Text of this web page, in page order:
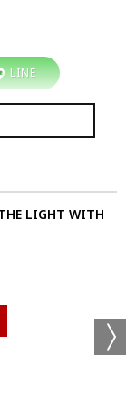
LINE
LIGHT WITH